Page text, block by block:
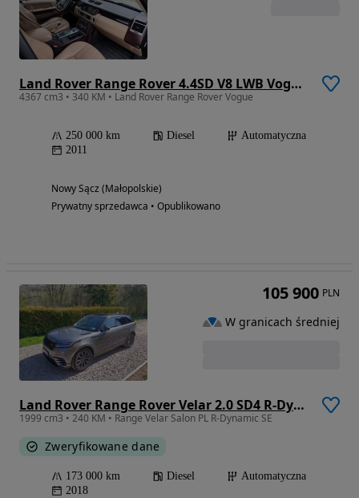
Land Rover Range Rover 4.4SD V8 LWB Vogue EU6
4367 cm3 • 340 KM • Land Rover Range Rover Vogue
250 000 km Diesel
Automatyczna
2011
Nowy Sącz (Małopolskie)
Prywatny sprzedawca • Opublikowano
Land Rover Range Rover Velar 2.0 SD4 R-Dynamic SE
1999 cm3 • 240 KM • Range Velar Salon PL R-Dynamic SE
Zweryfikowane dane
173 000 km Diesel
Automatyczna
2018
105 900 PLN
W granicach średniej